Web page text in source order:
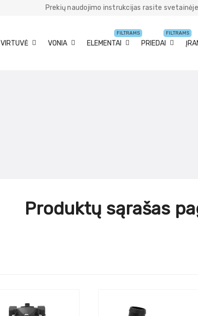
Prekių naudojimo instrukcijas rasite
VIRTUVĖ VONIA ELEMENTAI
FILTRAMS
PRIEDAI
FILTRAMS
Produktų sąrašas